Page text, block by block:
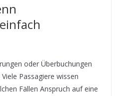
oder Überbuchungen
Passagiere wissen
Fällen Anspruch auf eine